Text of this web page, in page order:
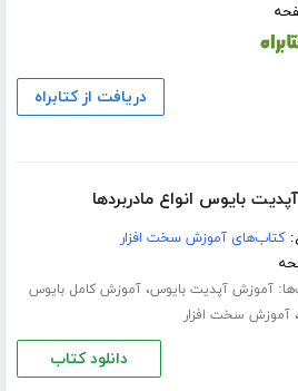
دریافت از کتابراه
بایوس انواع مادربردها
کتاب‌های آموزش سخت افزار
آموزش آپدیت بایوس،آموزش کامل بایوس
،آموزش سخت افزار
دانلود کتاب